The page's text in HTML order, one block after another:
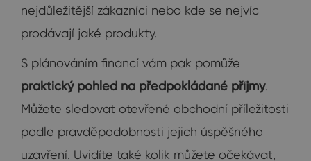
nejdůležitější zákazníci nebo kde se nejvíc
prodávají jaké produkty.
S plánováním financí vám pak pomůže
praktický pohled na předpokládané příjmy.
Můžete sledovat otevřené obchodní příležitosti
podle pravděpodobnosti jejich úspěšného
uzavření. Uvidíte také kolik můžete očekávat,